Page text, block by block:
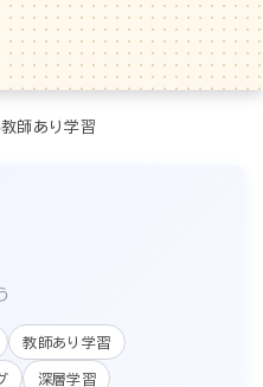
師あり学習
教師あり学習
深層学習